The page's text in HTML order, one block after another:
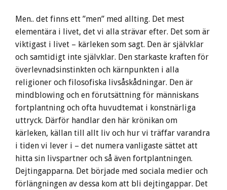
Men.. det finns ett ”men” med allting. Det mest
elementära i livet, det vi alla strävar efter. Det som är
viktigast i livet – kärleken som sagt. Den är självklar
och samtidigt inte självklar. Den starkaste kraften för
överlevnadsinstinkten och kärnpunkten i alla
religioner och filosofiska livsåskådningar. Den är
mindblowing och en förutsättning för människans
fortplantning och ofta huvudtemat i konstnärliga
uttryck. Därför handlar den här krönikan om
kärleken, källan till allt liv och hur vi träffar varandra
i tiden vi lever i – det numera vanligaste sättet att
hitta sin livspartner och så även fortplantningen.
Dejtingapparna. Det började med sociala medier och
förlängningen av dessa kom att bli dejtingappar. Det